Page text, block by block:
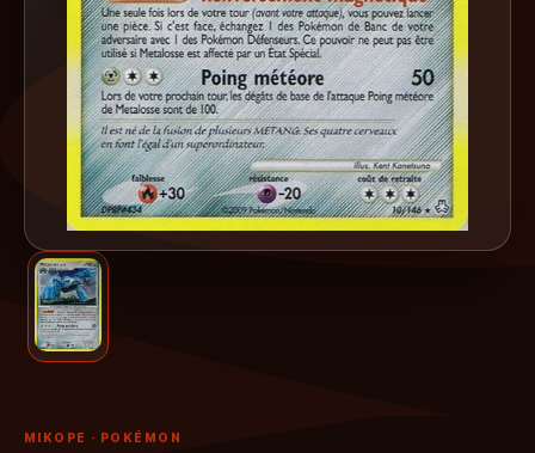
MIKOPE · POKÉMON